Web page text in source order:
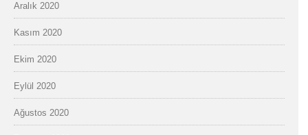
Aralık 2020
Kasım 2020
Ekim 2020
Eylül 2020
Ağustos 2020